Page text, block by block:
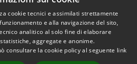
Copyright © 2026 • Comune di
Cencenighe Agordino •
cookie tecnici e assimilati strettamente
e alla navigazione del sito,
analitico al solo fine di elaborare
aggregate e anonime.
consultare la cookie policy al seguente link